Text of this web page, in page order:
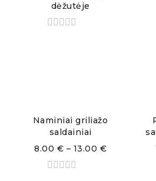
dėžutėje
Naminiai griliažo
saldainiai
8.00 € – 13.00 €